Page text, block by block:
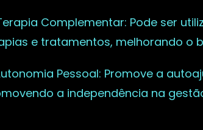
Complementar: Pode ser
e tratamentos, melhorando o
Pessoal: Promove a
a independência na